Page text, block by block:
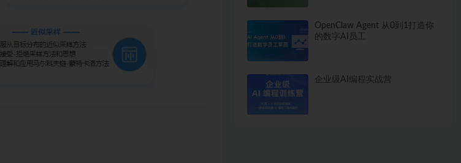
OpenClaw Agent 从0到1打造你
的数字AI员工
企业级AI编程实战营